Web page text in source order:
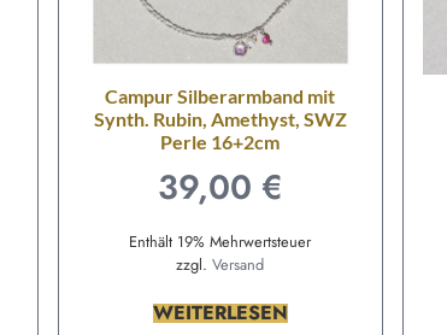
Campur Silberarmband mit
Synth. Rubin, Amethyst, SWZ
Perle 16+2cm
39,00 €
Enthält 19% Mehrwertsteuer
zzgl.Versand
WEITERLESEN